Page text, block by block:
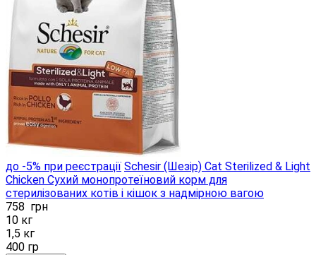
до -5% при реєстрації Schesir (Шезір) Cat Sterilized & Light
Chicken Сухий монопротеїновий корм для
стерилізованих котів і кішок з надмірною вагою
758 грн
10 кг
1,5 кг
400 гр